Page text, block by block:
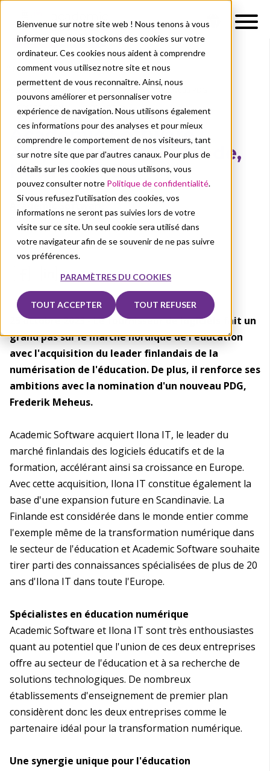
Bienvenue sur notre site web ! Nous tenons à vous
informer que nous stockons des cookies sur votre
ordinateur. Ces cookies nous aident à comprendre
comment vous utilisez notre site et nous
permettent de vous reconnaître. Ainsi, nous
pouvons améliorer et personnaliser votre
expérience de navigation. Nous utilisons également
ces informations pour des analyses et pour mieux
comprendre le comportement de nos visiteurs, tant
sur notre site que par d'autres canaux. Pour plus de
détails sur les cookies que nous utilisons, vous
pouvez consulter notre Politique de confidentialité.
Si vous refusez l'utilisation des cookies, vos
informations ne seront pas suivies lors de votre
visite sur ce site. Un seul cookie sera utilisé dans
votre navigateur afin de se souvenir de ne pas suivre
vos préférences.
PARAMÈTRES DU COOKIES
TOUT ACCEPTER TOUT REFUSER
À propos de nous Actualités
ÉQUIPE ACSW ACQUISITION
Academic Software :
Acquisition en Finlande,
Nouveau PDG
oct. 26, 2023
25 octobre 2023 - Le fournisseur de logiciels fait un
grand pas sur le marché nordique de l'éducation
avec l'acquisition du leader finlandais de la
numérisation de l'éducation. De plus, il renforce ses
ambitions avec la nomination d'un nouveau PDG,
Frederik Meheus.
Academic Software acquiert Ilona IT, le leader du
marché finlandais des logiciels éducatifs et de la
formation, accélérant ainsi sa croissance en Europe.
Avec cette acquisition, Ilona IT constitue également la
base d'une expansion future en Scandinavie. La
Finlande est considérée dans le monde entier comme
l'exemple même de la transformation numérique dans
le secteur de l'éducation et Academic Software souhaite
tirer parti des connaissances spécialisées de plus de 20
ans d'Ilona IT dans toute l'Europe.
Spécialistes en éducation numérique
Academic Software et Ilona IT sont très enthousiastes
quant au potentiel que l'union de ces deux entreprises
offre au secteur de l'éducation et à sa recherche de
solutions technologiques. De nombreux
établissements d'enseignement de premier plan
considèrent donc les deux entreprises comme le
partenaire idéal pour la transformation numérique.
Une synergie unique pour l'éducation